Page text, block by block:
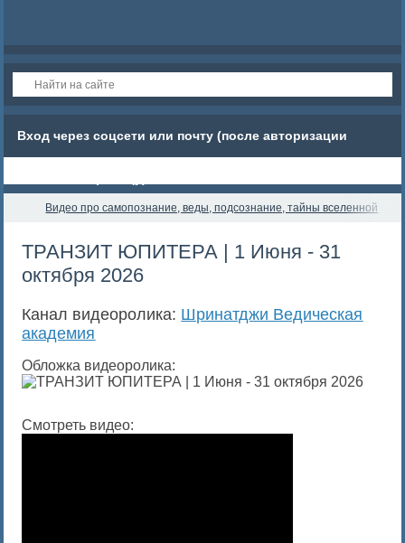
Вход через соцсети или почту (после авторизации
Видео про самопознание, веды, подсознание, тайны вселенной
ТРАНЗИТ ЮПИТЕРА | 1 Июня - 31
октября 2026
Канал видеоролика: Шринатджи Ведическая
академия
Обложка видеоролика:
Смотреть видео: